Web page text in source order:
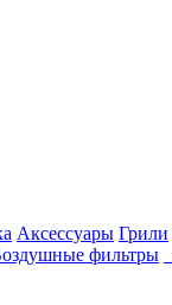
Аксессуары Грили
фильтры